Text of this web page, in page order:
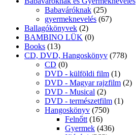
Babaváróknak (25)
gyermeknevelés (67)
Ballagókönyvek (2)
BAMBINO LÜK (0)
Books (13)
CD, DVD, Hangoskönyv (778)
CD (0)
DVD - külföldi film (1)
DVD - Magyar rajzfilm (2)
DVD - Musical (2)
DVD - természetfilm (1)
Hangoskönyv (750)
Felnőtt (16)
Gyermek (436)